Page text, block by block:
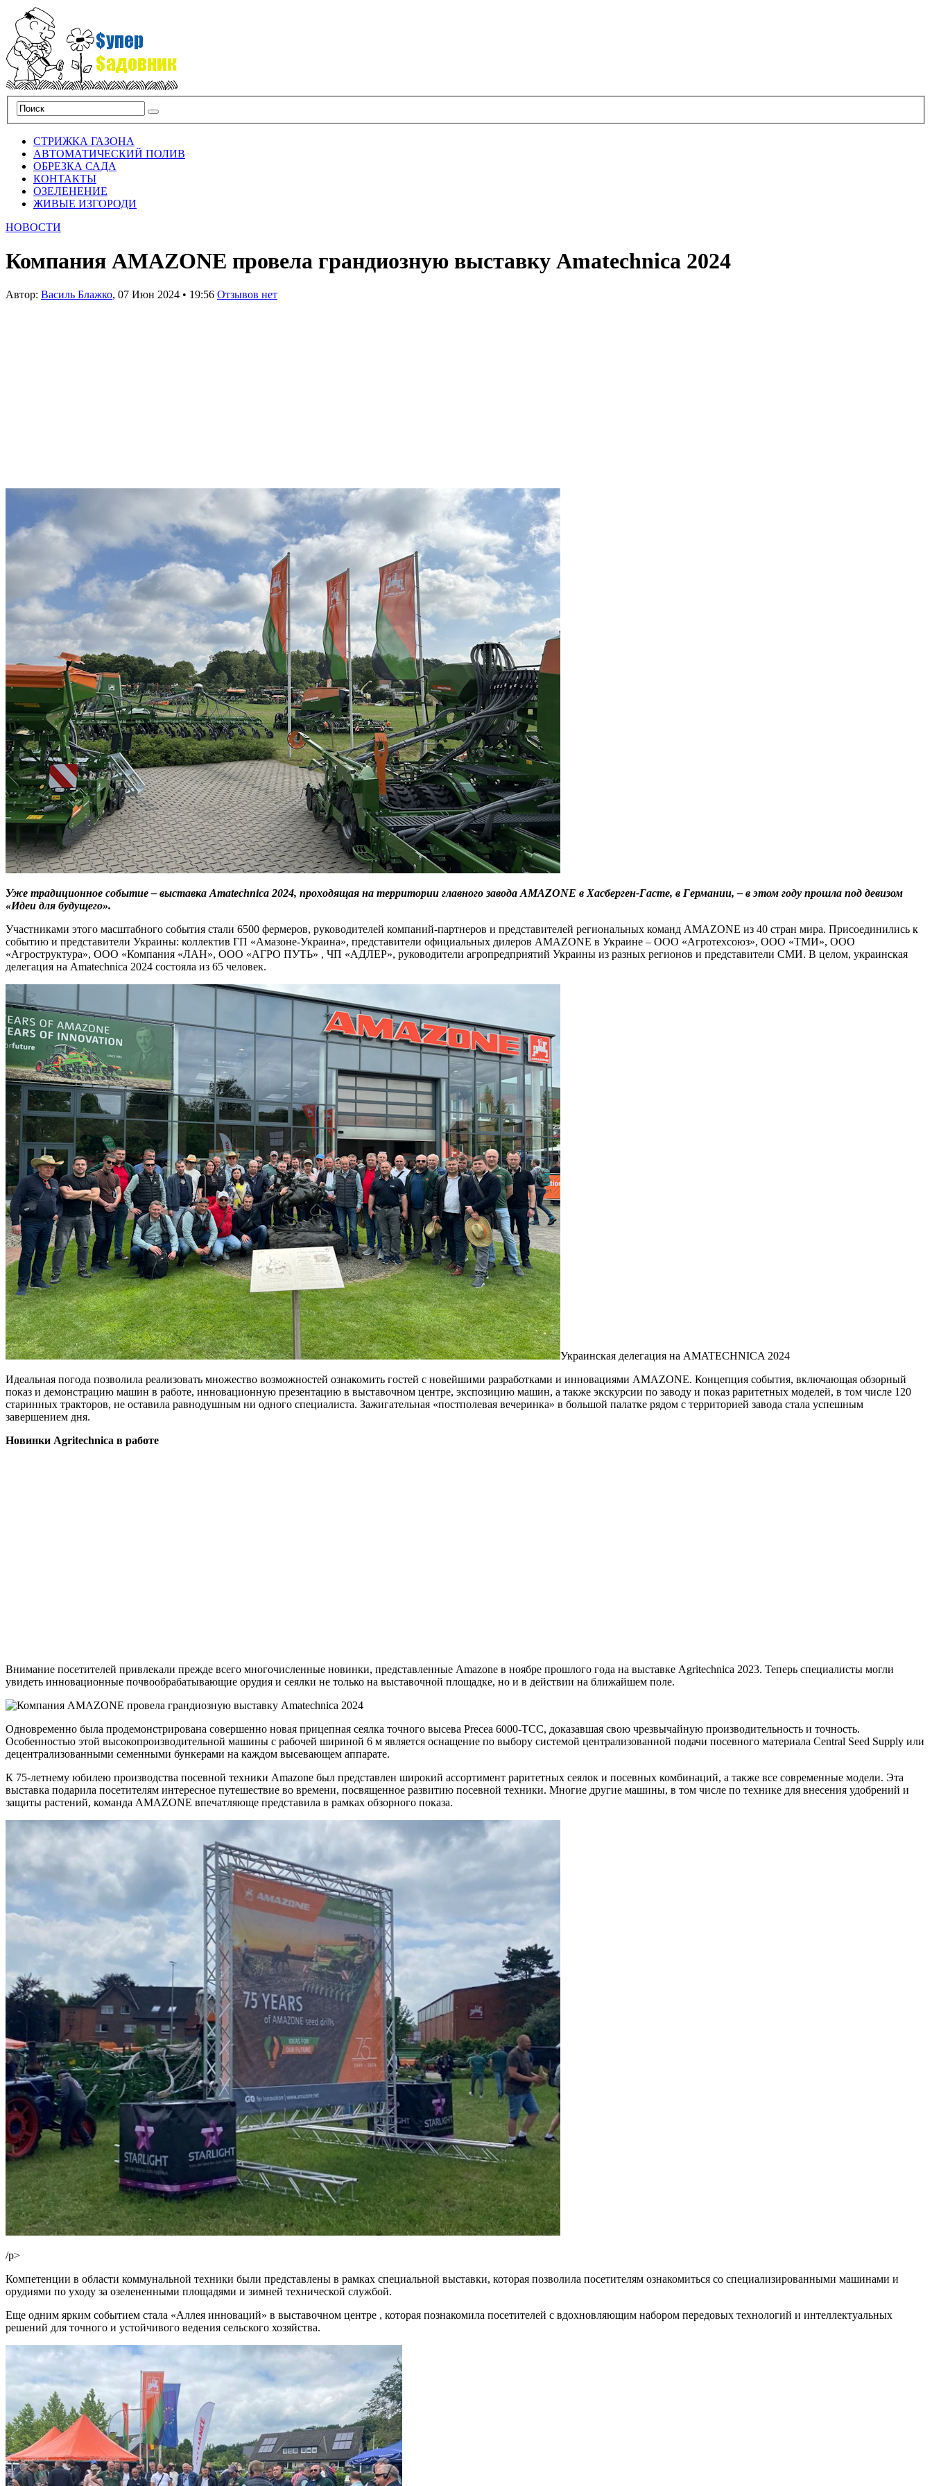
СТРИЖКА ГАЗОНА
АВТОМАТИЧЕСКИЙ ПОЛИВ
ОБРЕЗКА САДА
КОНТАКТЫ
ОЗЕЛЕНЕНИЕ
ЖИВЫЕ ИЗГОРОДИ
НОВОСТИ
Компания AMAZONE провела грандиозную выставку Amatechnica 2024
Автор: Василь Блажко, 07 Июн 2024 • 19:56 Отзывов нет
Уже традиционное событие – выставка Amatechnica 2024, проходящая на территории главного завода AMAZONE в Хасберген-Гасте, в Германии, – в этом году прошла под девизом
«Идеи для будущего».
Участниками этого масштабного события стали 6500 фермеров, руководителей компаний-партнеров и представителей региональных команд AMAZONE из 40 стран мира. Присоединились к
событию и представители Украины: коллектив ГП «Амазоне-Украина», представители официальных дилеров AMAZONE в Украине – ООО «Агротехсоюз», ООО «ТМИ», ООО
«Агроструктура», ООО «Компания «ЛАН», ООО «АГРО ПУТЬ» , ЧП «АДЛЕР», руководители агропредприятий Украины из разных регионов и представители СМИ. В целом, украинская
делегация на Amatechnica 2024 состояла из 65 человек.
Украинская делегация на AMATECHNICA 2024
Идеальная погода позволила реализовать множество возможностей ознакомить гостей с новейшими разработками и инновациями AMAZONE. Концепция события, включающая обзорный
показ и демонстрацию машин в работе, инновационную презентацию в выставочном центре, экспозицию машин, а также экскурсии по заводу и показ раритетных моделей, в том числе 120
старинных тракторов, не оставила равнодушным ни одного специалиста. Зажигательная «постполевая вечеринка» в большой палатке рядом с территорией завода стала успешным
завершением дня.
Новинки Agritechnica в работе
Внимание посетителей привлекали прежде всего многочисленные новинки, представленные Amazone в ноябре прошлого года на выставке Agritechnica 2023. Теперь специалисты могли
увидеть инновационные почвообрабатывающие орудия и сеялки не только на выставочной площадке, но и в действии на ближайшем поле.
Одновременно была продемонстрирована совершенно новая прицепная сеялка точного высева Precea 6000-TCC, доказавшая свою чрезвычайную производительность и точность.
Особенностью этой высокопроизводительной машины с рабочей шириной 6 м является оснащение по выбору системой централизованной подачи посевного материала Central Seed Supply или
децентрализованными семенными бункерами на каждом высевающем аппарате.
К 75-летнему юбилею производства посевной техники Amazone был представлен широкий ассортимент раритетных сеялок и посевных комбинаций, а также все современные модели. Эта
выставка подарила посетителям интересное путешествие во времени, посвященное развитию посевной техники. Многие другие машины, в том числе по технике для внесения удобрений и
защиты растений, команда AMAZONE впечатляюще представила в рамках обзорного показа.
/p>
Компетенции в области коммунальной техники были представлены в рамках специальной выставки, которая позволила посетителям ознакомиться со специализированными машинами и
орудиями по уходу за озелененными площадями и зимней технической службой.
Еще одним ярким событием стала «Аллея инноваций» в выставочном центре , которая познакомила посетителей с вдохновляющим набором передовых технологий и интеллектуальных
решений для точного и устойчивого ведения сельского хозяйства.